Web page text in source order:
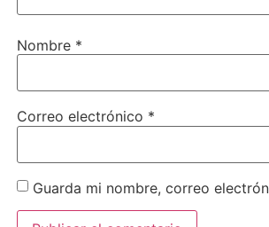
Nombre *
Correo electrónico *
Guarda mi nombre, correo